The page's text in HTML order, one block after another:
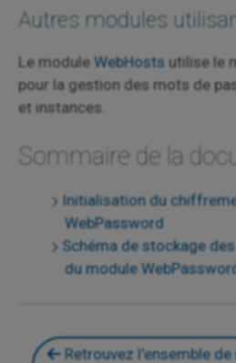
Autres modules
Le module WebHosts utilise le
pour la gestion des mots de
et instances.
Sommaire de la
Initialisation du
WebPassword
Schéma de stockage
du module
Retrouvez l'ensemble